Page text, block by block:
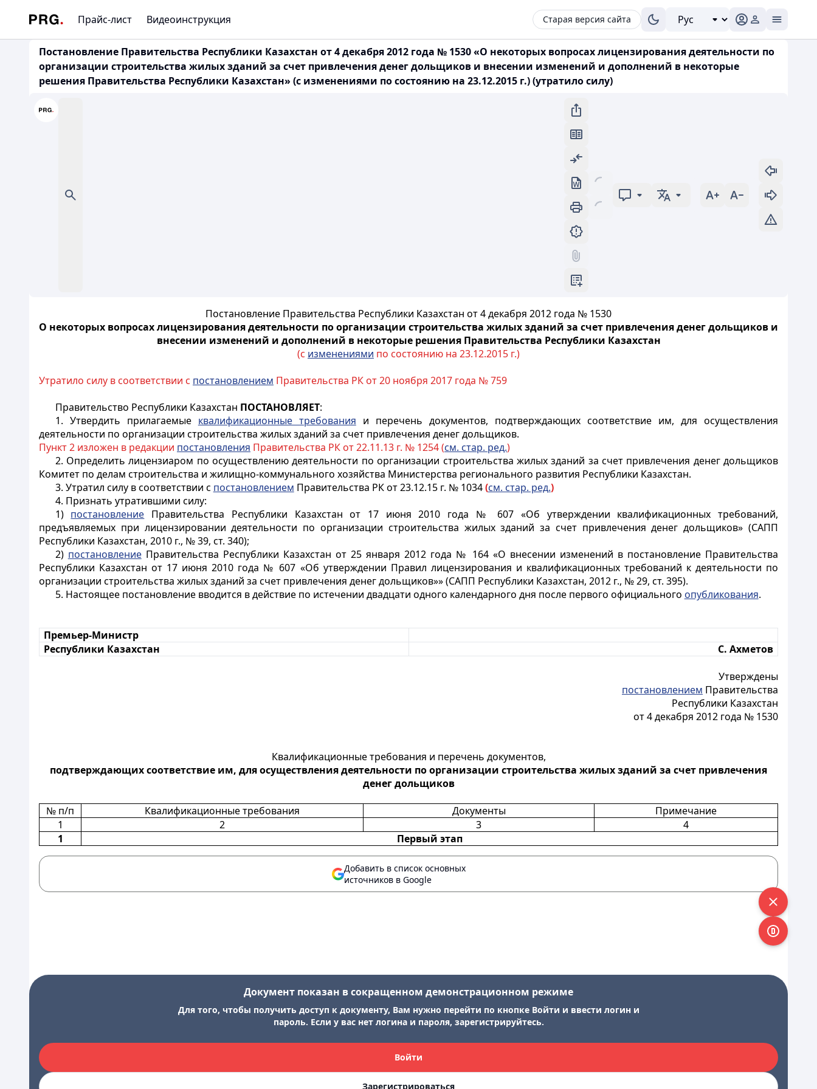
Прайс-лист Видеоинструкция Старая версия сайта
Постановление Правительства Республики Казахстан от 4 декабря 2012 года № 1530 «О некоторых вопросах лицензирования деятельности по
организации строительства жилых зданий за счет привлечения денег дольщиков и внесении изменений и дополнений в некоторые
решения Правительства Республики Казахстан» (с изменениями по состоянию на 23.12.2015 г.) (утратило силу)
Постановление Правительства Республики Казахстан от 4 декабря 2012 года № 1530
О некоторых вопросах лицензирования деятельности по организации строительства жилых зданий за счет привлечения денег дольщиков и
внесении изменений и дополнений в некоторые решения Правительства Республики Казахстан
(с изменениями по состоянию на 23.12.2015 г.)
Утратило силу в соответствии с постановлением Правительства РК от 20 ноября 2017 года № 759
Правительство Республики Казахстан ПОСТАНОВЛЯЕТ:
1. Утвердить прилагаемые квалификационные требования и перечень документов, подтверждающих соответствие им, для осуществления
деятельности по организации строительства жилых зданий за счет привлечения денег дольщиков.
Пункт 2 изложен в редакции постановления Правительства РК от 22.11.13 г. № 1254 (см. стар. ред.)
2. Определить лицензиаром по осуществлению деятельности по организации строительства жилых зданий за счет привлечения денег дольщиков
Комитет по делам строительства и жилищно-коммунального хозяйства Министерства регионального развития Республики Казахстан.
3. Утратил силу в соответствии с постановлением Правительства РК от 23.12.15 г. № 1034(см. стар. ред.)
4. Признать утратившими силу:
1) постановление Правительства Республики Казахстан от 17 июня 2010 года № 607 «Об утверждении квалификационных требований,
предъявляемых при лицензировании деятельности по организации строительства жилых зданий за счет привлечения денег дольщиков» (САПП
Республики Казахстан, 2010 г., № 39, ст. 340);
2) постановлениеПравительства Республики Казахстан от 25 января 2012 года № 164 «О внесении изменений в постановление Правительства
Республики Казахстан от 17 июня 2010 года № 607 «Об утверждении Правил лицензирования и квалификационных требований к деятельности по
организации строительства жилых зданий за счет привлечения денег дольщиков»» (САПП Республики Казахстан, 2012 г., № 29, ст. 395).
5. Настоящее постановление вводится в действие по истечении двадцати одного календарного дня после первого официального опубликования.
Премьер-Министр
Республики Казахстан
С. Ахметов
Утверждены
постановлением Правительства
Республики Казахстан
от 4 декабря 2012 года № 1530
Квалификационные требования и перечень документов,
подтверждающих соответствие им, для осуществления деятельности по организации строительства жилых зданий за счет привлечения
денег дольщиков
№ п/п Квалификационные требования Документы
Примечание
1
2 3
4
1
Первый этап
Добавить в список основных
источников в Google
Документ показан в сокращенном демонстрационном режиме
Для того, чтобы получить доступ к документу, Вам нужно перейти по кнопке Войти и ввести логин и
пароль. Если у вас нет логина и пароля, зарегистрируйтесь.
Войти
Зарегистрироваться